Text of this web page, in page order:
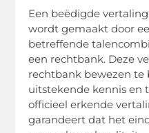
Een beëdigde
wordt gemaakt door
betreffende
een rechtbank. Deze
rechtbank bewezen te
uitstekende kennis en
officieel erkende
garandeert dat het